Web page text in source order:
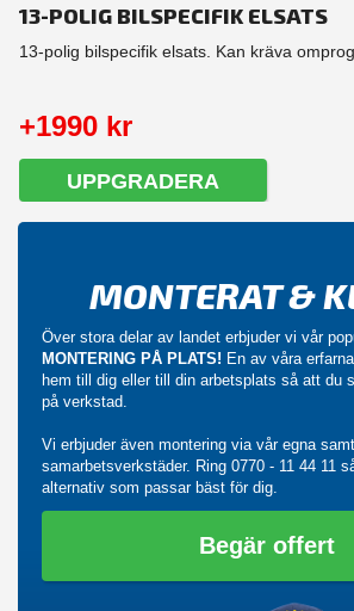
13-POLIG BILSPECIFIK ELSATS
13-polig bilspecifik elsats. Kan kräva
+1990 kr
UPPGRADERA
MONTERAT &
Över stora delar av landet erbjuder vi vår
MONTERING PÅ PLATS! En av våra
hem till dig eller till din arbetsplats så att du
på verkstad.
Vi erbjuder även montering via vår egna samt
samarbetsverkstäder. Ring 0770 - 11 44 11
alternativ som passar bäst för dig.
Begär offert